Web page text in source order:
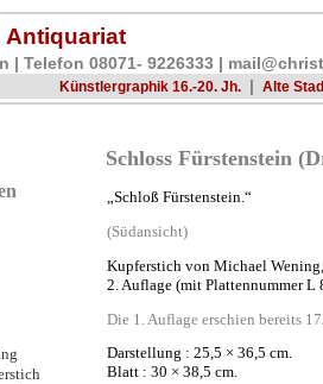
Antiquariat
| Telefon 08071- 9226333 |
Künstlergraphik 16.-20. Jh.
| Alte
Schloss Fürstenstein
„Schloß Fürstenstein.“
(Südansicht)
Kupferstich von Michael
2. Auflage (mit Plattennummer L
Die 1. Auflage erschien bereits
Darstellung : 25,5 × 36,5 cm.
Blatt : 30 × 38,5 cm.